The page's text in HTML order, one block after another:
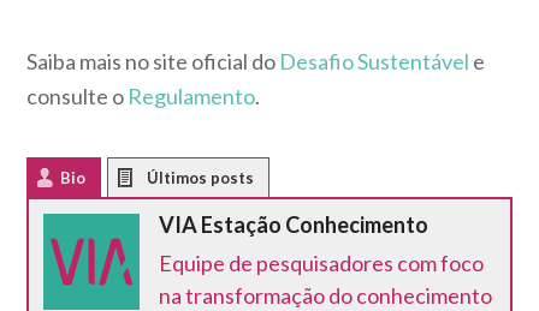
Saiba mais no site oficial do Desafio Sustentável e
consulte o Regulamento.
Bio
VIA Estação Conhecimento
Equipe de pesquisadores com foco
na transformação do conhecimento